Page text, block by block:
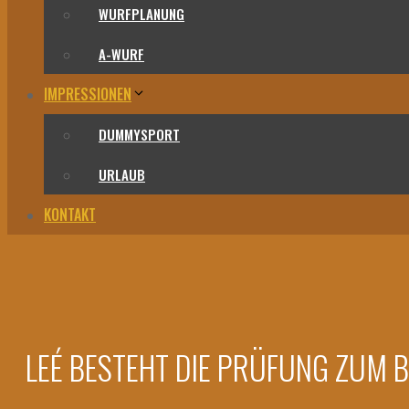
WURFPLANUNG
A-WURF
IMPRESSIONEN
DUMMYSPORT
URLAUB
KONTAKT
LEÉ BESTEHT DIE PRÜFUNG ZUM